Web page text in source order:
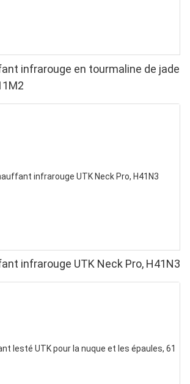
infrarouge en tourmaline de jade
infrarouge UTK Neck Pro, H41N3